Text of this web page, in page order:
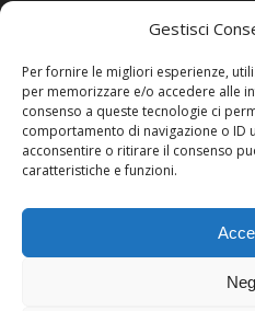
Gestisci
Per fornire le migliori esperienze,
per memorizzare e/o accedere alle
consenso a queste tecnologie ci
comportamento di navigazione o ID
acconsentire o ritirare il consenso
caratteristiche e funzioni.